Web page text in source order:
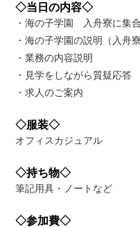
◇当日の内容◇
・海の子学園 入舟寮に集合
・海の子学園の説明（入舟
・業務の内容説明
・見学をしながら質疑応答
・求人のご案内
◇服装◇
オフィスカジュアル
◇持ち物◇
筆記用具・ノートなど
◇参加費◇